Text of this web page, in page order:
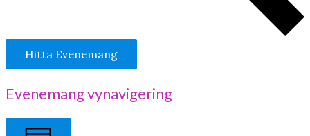
Hitta Evenemang
Evenemang vynavigering